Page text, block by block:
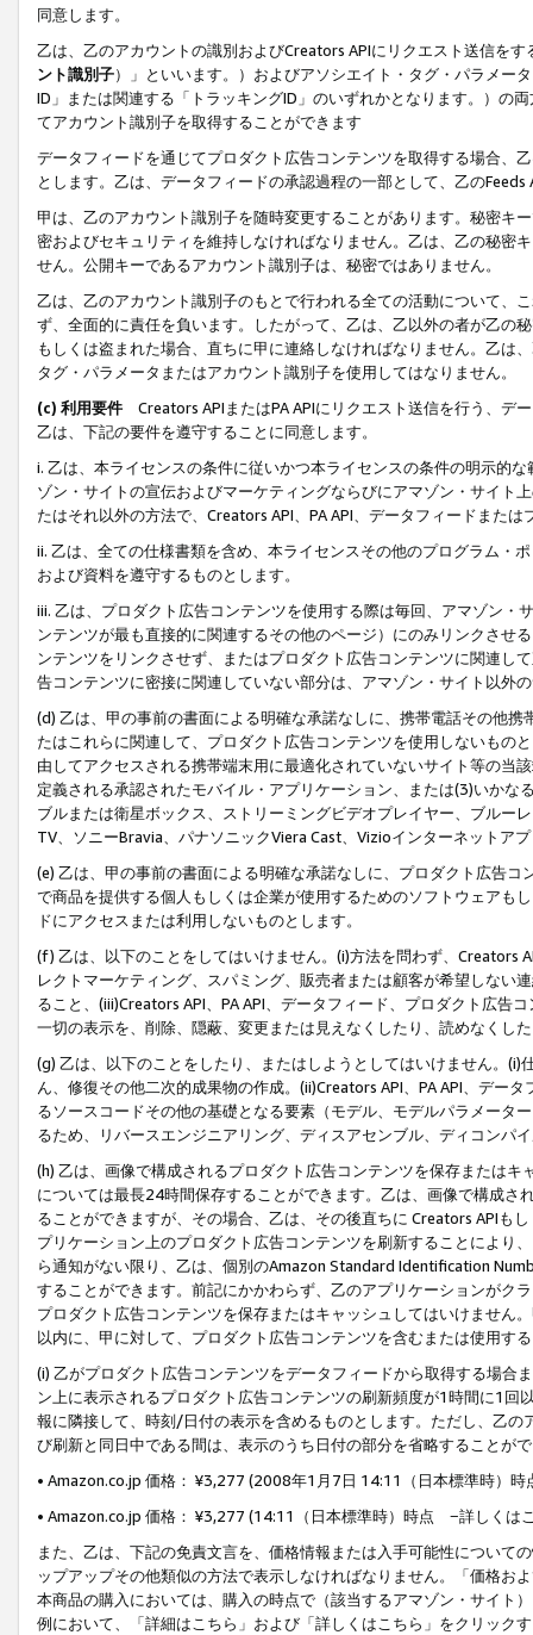
同意します。
乙は、乙のアカウントの識別およびCreators APIにリクエスト送信を
ント識別子）」といいます。）およびアソシエイト・タグ・パラメー
ID」または関連する「トラッキングID」のいずれかとなります。）の
てアカウント識別子を取得することができます
データフィードを通じてプロダクト広告コンテンツを取得する場合、
とします。乙は、データフィードの承認過程の一部として、乙の
甲は、乙のアカウント識別子を随時変更することがあります。秘密キ
密およびセキュリティを維持しなければなりません。乙は、乙の秘密
せん。公開キーであるアカウント識別子は、秘密ではありません。
乙は、乙のアカウント識別子のもとで行われる全ての活動について、
ず、全面的に責任を負います。したがって、乙は、乙以外の者が乙の
もしくは盗まれた場合、直ちに甲に連絡しなければなりません。乙は
タグ・パラメータまたはアカウント識別子を使用してはなりません。
(c) 利用要件 Creators APIまたはPA APIにリクエスト送信を行う、デ
乙は、下記の要件を遵守することに同意します。
i. 乙は、本ライセンスの条件に従いかつ本ライセンスの条件の明示的
ゾン・サイトの宣伝およびマーケティングならびにアマゾン・サイト
たはそれ以外の方法で、Creators API、PA API、データフィードまた
ii. 乙は、全ての仕様書類を含め、本ライセンスその他のプログラム・
および資料を遵守するものとします。
iii. 乙は、プロダクト広告コンテンツを使用する際は毎回、アマゾン
ンテンツが最も直接的に関連するその他のページ）にのみリンクさせ
ンテンツをリンクさせず、またはプロダクト広告コンテンツに関連し
告コンテンツに密接に関連していない部分は、アマゾン・サイト以外
(d) 乙は、甲の事前の書面による明確な承諾なしに、携帯電話その他
たはこれらに関連して、プロダクト広告コンテンツを使用しないもの
由してアクセスされる携帯端末用に最適化されていないサイト等の当
定義される承認されたモバイル・アプリケーション、または(3)いか
ブルまたは衛星ボックス、ストリーミングビデオプレイヤー、ブルー
TV、ソニーBravia、パナソニックViera Cast、Vizioインターネットア
(e) 乙は、甲の事前の書面による明確な承諾なしに、プロダクト広告
で商品を提供する個人もしくは企業が使用するためのソフトウェアも
ドにアクセスまたは利用しないものとします。
(f) 乙は、以下のことをしてはいけません。(i)方法を問わず、Creators
レクトマーケティング、スパミング、販売者または顧客が希望しない
ること、(iii)Creators API、PA API、データフィード、プロダクト広告
一切の表示を、削除、隠蔽、変更または見えなくしたり、読めなくし
(g) 乙は、以下のことをしたり、またはしようとしてはいけません。
ん、修復その他二次的成果物の作成。(ii)Creators API、PA API、デー
るソースコードその他の基礎となる要素（モデル、モデルパラメータ
るため、リバースエンジニアリング、ディスアセンブル、ディコンパ
(h) 乙は、画像で構成されるプロダクト広告コンテンツを保存または
については最長24時間保存することができます。乙は、画像で構成
ることができますが、その場合、乙は、その後直ちに Creators APIも
プリケーション上のプロダクト広告コンテンツを刷新することにより
ら通知がない限り、乙は、個別のAmazon Standard Identification
することができます。前記にかかわらず、乙のアプリケーションがク
プロダクト広告コンテンツを保存またはキャッシュしてはいけません
以内に、甲に対して、プロダクト広告コンテンツを含むまたは使用す
(i) 乙がプロダクト広告コンテンツをデータフィードから取得する場合
ン上に表示されるプロダクト広告コンテンツの刷新頻度が1時間に1
報に隣接して、時刻/日付の表示を含めるものとします。ただし、乙
び刷新と同日中である間は、表示のうち日付の部分を省略することが
• Amazon.co.jp 価格： ¥3,277 (2008年1月7日 14:11（日本標準時）
• Amazon.co.jp 価格： ¥3,277 (14:11（日本標準時）時点 −詳しくは
また、乙は、下記の免責文言を、価格情報または入手可能性について
ップアップその他類似の方法で表示しなければなりません。「価格
本商品の購入においては、購入の時点で（該当するアマゾン・サイト
例において、「詳細はこちら」および「詳しくはこちら」をクリック